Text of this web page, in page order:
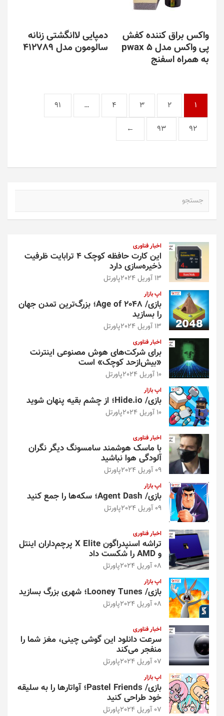
واکس براق کننده کفش
پی واکس مدل pwax 5
به همراه اسفنج
دمپایی لاانگشتی زنانه
سالومون مدل 412789
1
2
3
4
…
91
92
93
←
اخبار فناوری
این کارت حافظه کوچک ۴ ترابایت ظرفیت
ذخیره‌سازی دارد
13 آوریل 2024 پاورتل
اپ بازار
بازی/ Age of 2048؛ بزرگ‌ترین تمدن جهان
را بسازید
13 آوریل 2024 پاورتل
اخبار فناوری
برای شرکت‌های هوش مصنوعی اینترنت
«بیش‌از‌حد کوچک» است
10 آوریل 2024 پاورتل
اپ بازار
بازی/ Hide.io؛ از چشم بقیه پنهان شوید
10 آوریل 2024 پاورتل
اخبار فناوری
با ماسک هوشمند سامسونگ دیگر نگران
آلودگی هوا نباشید
09 آوریل 2024 پاورتل
اپ بازار
بازی/ Agent Dash؛ سکه‌ها را جمع کنید
09 آوریل 2024 پاورتل
اخبار فناوری
تراشه اسنپدراگون X Elite پرچم‌داران اینتل
و AMD را شکست داد
08 آوریل 2024 پاورتل
اپ بازار
بازی/ Looney Tunes؛ شهری بزرگ بسازید
08 آوریل 2024 پاورتل
اخبار فناوری
سرعت دانلود این گوشی چینی، مغز شما را
منفجر می‌کند
07 آوریل 2024 پاورتل
اپ بازار
بازی/ Pastel Friends؛ آواتارها را به سلیقه
خود طراحی کنید
07 آوریل 2024 پاورتل